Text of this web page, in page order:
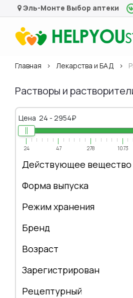
Эль-Монте Выбор аптеки
Главная Лекарства и БАД
Растворы и
Цена 24 - 2954₽
24 47 278 1073
Действующее вещество
Форма выпуска
Режим хранения
Бренд
Возраст
Зарегистрирован
Рецептурный